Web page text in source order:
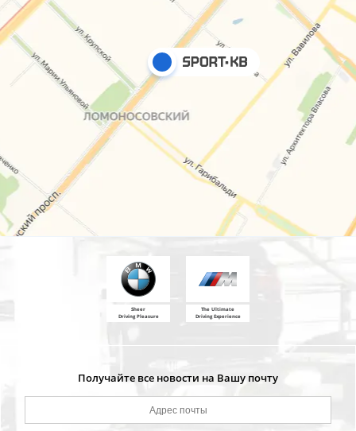
Sheer
Driving Pleasure
The Ultimate
Driving Experience
Получайте все новости на Вашу почту